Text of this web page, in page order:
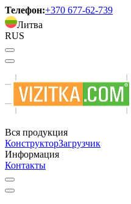
Телефон:+370 677-62-739
Литва
RUS
Вся продукция
КонструкторЗагрузчик
Информация
Контакты